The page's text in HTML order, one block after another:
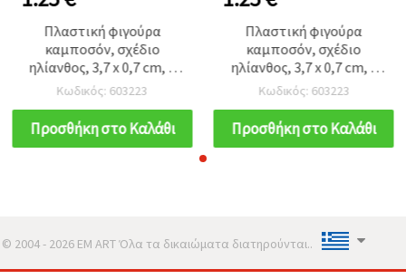
Πλαστική φιγούρα
καμποσόν, σχέδιο
ηλίανθος, 3,7 x 0,7 cm, 5
τεμ.
Κωδικός: 603223
Προσθήκη στο Καλάθι
Πλαστική φιγούρα
καμποσόν, σχέδιο
ηλίανθος, 3,7 x 0,7 cm, 5
τεμ.
Κωδικός: 603223
Προσθήκη στο Καλάθι
© 2004 - 2026 EM ART Όλα τα δικαιώματα διατηρούνται..